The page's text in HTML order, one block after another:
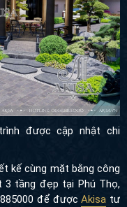
được cập nhật chi
kế cùng mặt bằng công
3 tầng đẹp tại Phú Thọ,
để đượcAkisa tư